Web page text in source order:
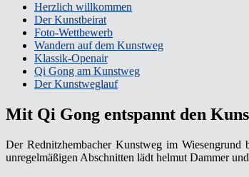
Herzlich willkommen
Der Kunstbeirat
Foto-Wettbewerb
Wandern auf dem Kunstweg
Klassik-Openair
Qi Gong am Kunstweg
Der Kunstweglauf
Mit Qi Gong entspannt den
Der Rednitzhembacher Kunstweg im
unregelmäßigen Abschnitten lädt helmut Dammer